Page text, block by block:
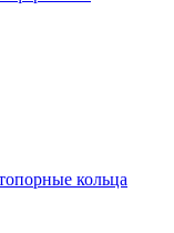
кольца